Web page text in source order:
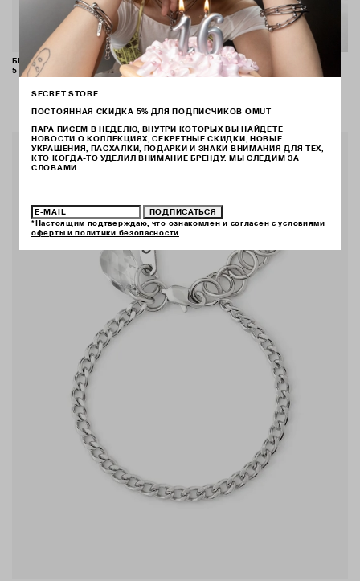
БРАСЛЕТ "LAKE POINT"
5 600 ₽
СЕРЬГИ "LAKE"
15 500 ₽
SECRET STORE
ПОСТОЯННАЯ СКИДКА 5% ДЛЯ ПОДПИСЧИКОВ OMUT
ПАРА ПИСЕМ В НЕДЕЛЮ, ВНУТРИ КОТОРЫХ ВЫ НАЙДЕТЕ
НОВОСТИ О КОЛЛЕКЦИЯХ, СЕКРЕТНЫЕ СКИДКИ, НОВЫЕ
УКРАШЕНИЯ, ПАСХАЛКИ, ПОДАРКИ И ЗНАКИ ВНИМАНИЯ ДЛЯ ТЕХ,
КТО КОГДА-ТО УДЕЛИЛ ВНИМАНИЕ БРЕНДУ. МЫ СЛЕДИМ ЗА
СЛОВАМИ.
ПОДПИСАТЬСЯ
*Настоящим подтверждаю, что ознакомлен и согласен с условиями
оферты и политики безопасности